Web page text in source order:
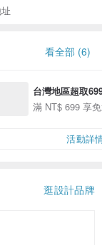
看全部 (6)
台灣地區超取
滿 NT$ 699 享
活動詳
逛設計品牌